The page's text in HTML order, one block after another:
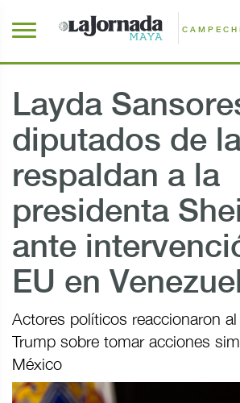
Layda
diputados de
respaldan a la
presidenta
ante
EU en
Actores políticos reaccionaron
Trump sobre tomar acciones
México